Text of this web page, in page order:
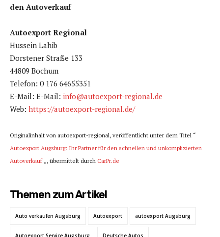
den Autoverkauf
Autoexport Regional
Hussein Lahib
Dorstener Straße 133
44809 Bochum
Telefon: 0 176 64655351
E-Mail: E-Mail: info@autoexport-regional.de
Web: https://autoexport-regional.de/
Originalinhalt von autoexport-regional, veröffentlicht unter dem Titel “
Autoexport Augsburg: Ihr Partner für den schnellen und unkomplizierten
Autoverkauf„, übermittelt durch CarPr.de
Themen zum Artikel
Auto verkaufen Augsburg Autoexport autoexport Augsburg
Autoexport Service Augsburg Deutsche Autos